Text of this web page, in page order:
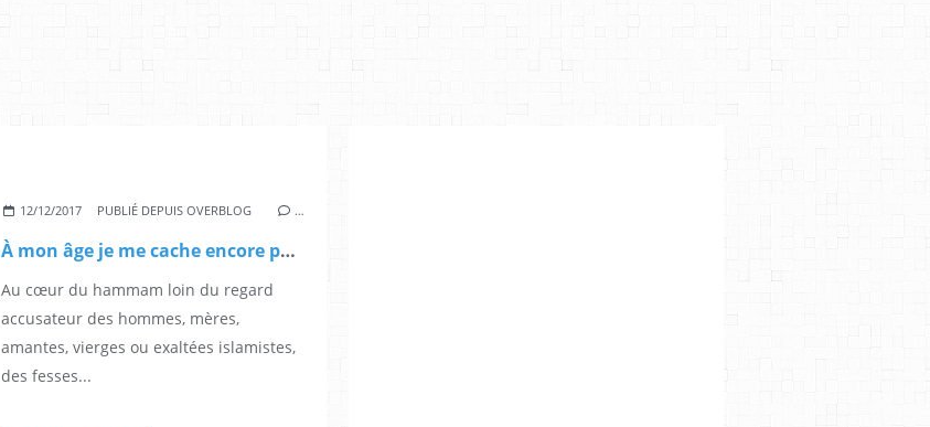
HIAM ABBASS FADILA BELKEBLA,NADIA KACI,BIYOUNA
12/12/2017 PUBLIÉ DEPUIS OVERBLOG …
À mon âge je me cache encore pour fumer
Au cœur du hammam loin du regard
accusateur des hommes, mères,
amantes, vierges ou exaltées islamistes,
des fesses...